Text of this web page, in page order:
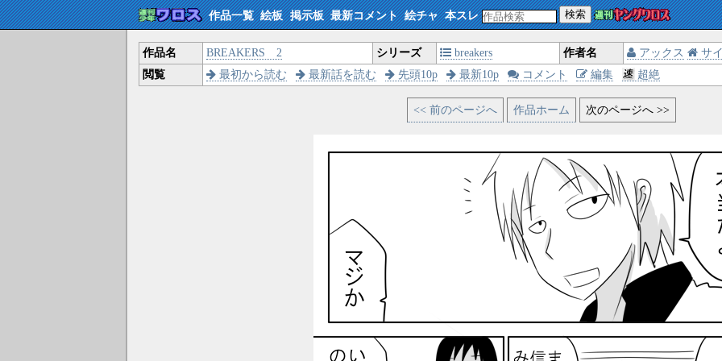
作品一覧 絵板 掲示板 最新コメント 絵チャ 本スレ 検索
作品名 BREAKERS 2 シリーズ breakers 作者名 アックス
サ
閲覧
最初から読む 最新話を読む 先頭10p 最新10p コメント 編集 超絶
<< 前のページへ 作品ホーム 次のページへ >>